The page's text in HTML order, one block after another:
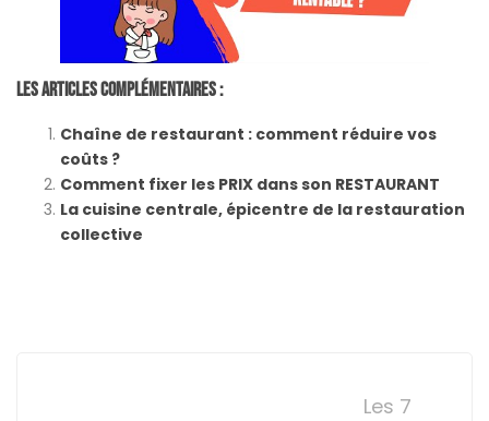
Les Articles Complémentaires :
Chaîne de restaurant : comment réduire vos
coûts ?
Comment fixer les PRIX dans son RESTAURANT
La cuisine centrale, épicentre de la restauration
collective
Les 7